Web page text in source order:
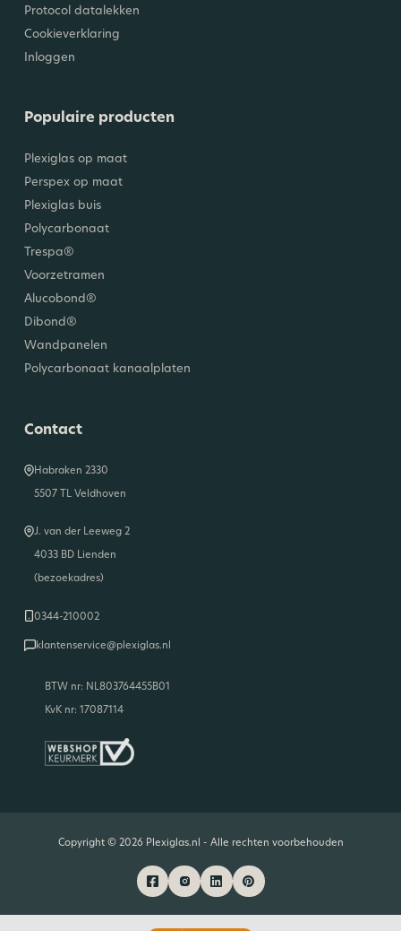
Protocol datalekken
Cookieverklaring
Inloggen
Populaire producten
Plexiglas op maat
Perspex op maat
Plexiglas buis
Polycarbonaat
Trespa®
Voorzetramen
Alucobond®
Dibond®
Wandpanelen
Polycarbonaat kanaalplaten
Contact
Habraken 2330
5507 TL Veldhoven
J. van der Leeweg 2
4033 BD Lienden
(bezoekadres)
0344-210002
klantenservice@plexiglas.nl
BTW nr: NL803764455B01
KvK nr: 17087114
Copyright © 2026 Plexiglas.nl - Alle rechten voorbehouden